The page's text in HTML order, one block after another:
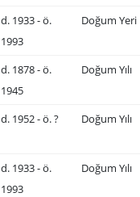
d. 1933 - ö.
1993
Doğum Yeri
d. 1878 - ö.
1945
Doğum Yılı
d. 1952 - ö. ? Doğum Yılı
d. 1933 - ö.
1993
Doğum Yılı